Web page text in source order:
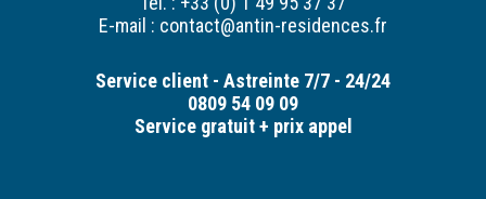
E-mail : contact@antin-residences.fr
Service client - Astreinte 7/7 - 24/24
0809 54 09 09
Service gratuit + prix appel